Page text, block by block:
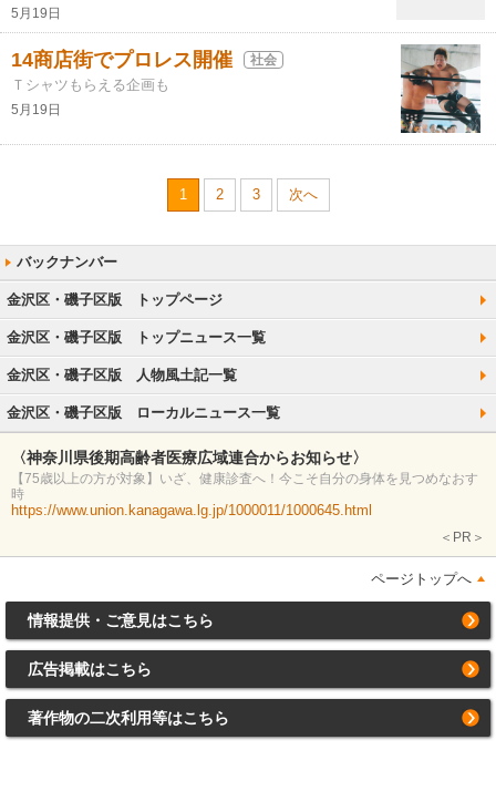
5月19日
14商店街でプロレス開催 社会
Ｔシャツもらえる企画も
5月19日
1 2 3 次へ
金沢区・磯子区版 トップページ
金沢区・磯子区版 トップニュース一覧
金沢区・磯子区版 人物風土記一覧
金沢区・磯子区版 ローカルニュース一覧
〈神奈川県後期高齢者医療広域連合からお知らせ〉
【75歳以上の方が対象】いざ、健康診査へ！今こそ自分の身体を見つめなおす
時
https://www.union.kanagawa.lg.jp/1000011/1000645.html
＜PR＞
ページトップへ
情報提供・ご意見はこちら
広告掲載はこちら
著作物の二次利用等はこちら